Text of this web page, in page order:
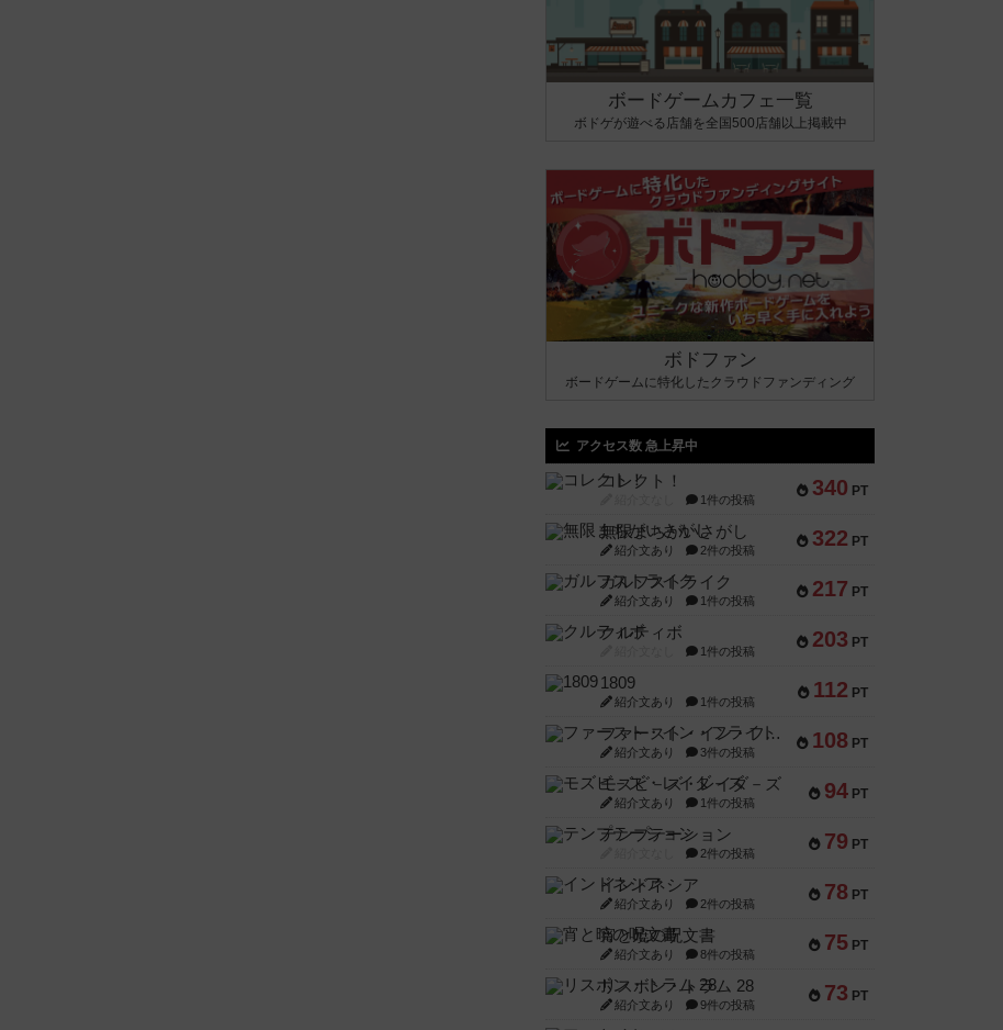
ボードゲームカフェ一覧
ボドゲが遊べる店舗を全国500店舗以上掲載中
ボドファン
ボードゲームに特化したクラウドファンディング
アクセス数 急上昇中
340 PT
コレクト！
1件の投稿
322 PT
無限まちがいさがし
紹介文あり 2件の投稿
217 PT
ガルフストライク
紹介文あり 1件の投稿
203 PT
クルティボ
1件の投稿
112 PT
1809
紹介文あり 1件の投稿
108 PT
ファースト・イン・フライト
紹介文あり 3件の投稿
94 PT
モズビ－ズ・レイダ－ズ
紹介文あり 1件の投稿
79 PT
テンプテーション
2件の投稿
78 PT
インドネシア
紹介文あり 2件の投稿
75 PT
宵と暁の呪文書
紹介文あり 8件の投稿
73 PT
リスボン・トラム 28
紹介文あり 9件の投稿